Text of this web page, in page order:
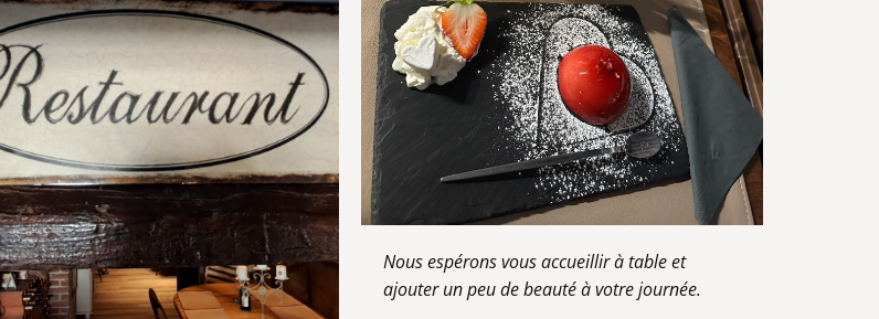
Nous espérons vous accueillir à table et
ajouter un peu de beauté à votre journée.